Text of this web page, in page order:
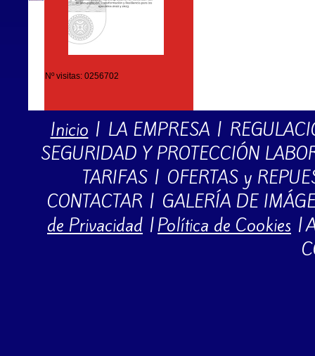
Nº visitas: 0256702
Inicio | LA EMPRESA |
SEGURIDAD Y PROTECCIÓN
TARIFAS| OFERTAS y
CONTACTAR | GALERÍA DE
de Privacidad |Política de Cookies |